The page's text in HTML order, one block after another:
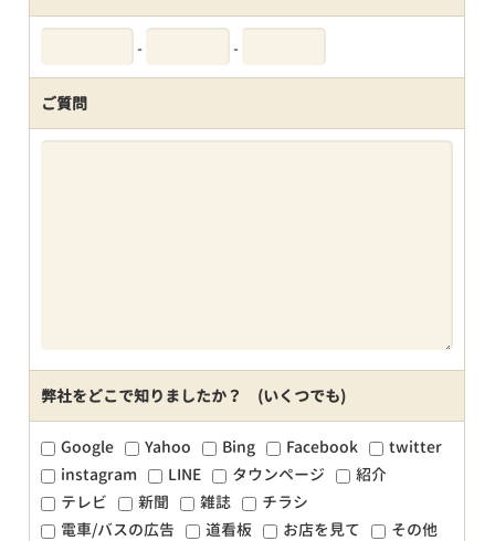
- -
ご質問
弊社をどこで知りましたか？ (いくつでも)
Google Yahoo Bing Facebook
twitter
instagram
LINE タウンページ
紹介
テレビ
新聞 雑誌
チラシ
電車/バスの広告
道看板 お店を見て その他